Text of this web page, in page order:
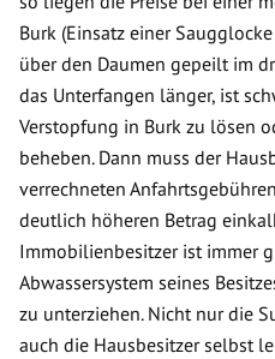
Burk (Einsatz einer
über den Daumen gepeilt im
das Unterfangen länger, ist
Verstopfung in Burk zu lösen
beheben. Dann muss der
verrechneten
deutlich höheren Betrag
Immobilienbesitzer ist immer
Abwassersystem seines
zu unterziehen. Nicht nur die
auch die Hausbesitzer selbst